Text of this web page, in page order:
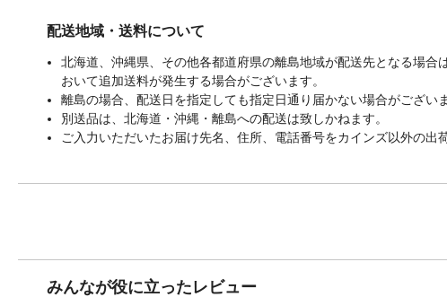
配送地域・送料について
北海道、沖縄県、その他各都道府県の離島地域が配送先となる場
おいて追加送料が発生する場合がございます。
離島の場合、配送日を指定しても指定日通り届かない場合がございま
別送品は、北海道・沖縄・離島への配送は致しかねます。
ご入力いただいたお届け先名、住所、電話番号をカインズ以外の出
みんなが役に立ったレビュー